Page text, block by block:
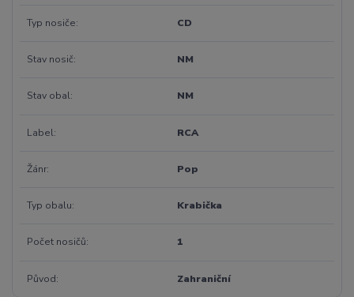
Typ nosiče CD
Stav nosič NM
Stav obal NM
Label RCA
Žánr Pop
Typ obalu Krabička
Počet nosičů 1
Původ Zahraniční